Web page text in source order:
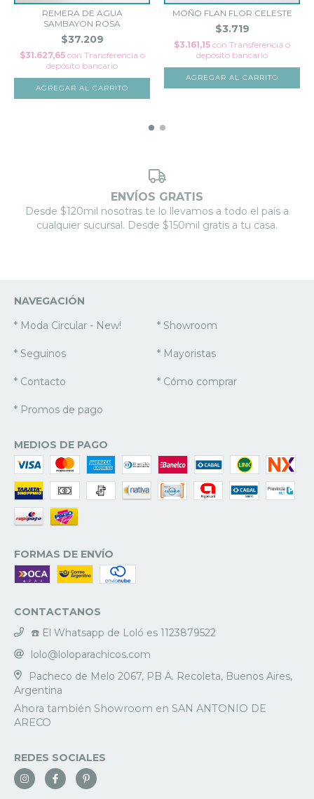
REMERA DE AGUA
SAMBAYON ROSA
$37.209
$31.627,65 con Transferencia o
depósito bancario
AGREGAR AL CARRITO
MOÑO FLAN FLOR CELESTE
$3.719
$3.161,15 con Transferencia o
depósito bancario
AGREGAR AL CARRITO
ENVÍOS GRATIS
Desde $120mil nosotras te lo llevamos a todo el país a
cualquier sucursal. Desde $150mil gratis a tu casa.
NAVEGACIÓN
* Moda Circular - New!
* Showroom
* Seguinos * Mayoristas
* Contacto * Cómo comprar
* Promos de pago
MEDIOS DE PAGO
FORMAS DE ENVÍO
CONTACTANOS
☎️ El Whatsapp de Loló es 1123879522
lolo@loloparachicos.com
Pacheco de Melo 2067, PB A. Recoleta, Buenos Aires,
Argentina
REDES SOCIALES